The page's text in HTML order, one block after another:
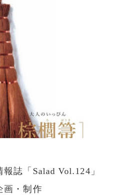
誌「Salad Vol.124」
画・制作